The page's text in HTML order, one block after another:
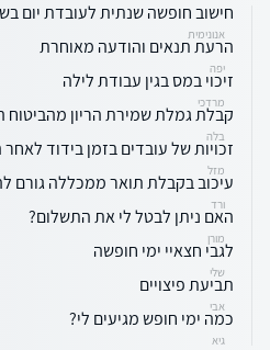
חישוב חופשה שנתית לעובדת יום
אנונימית
הרעת תנאים והודעה מאוחרת
יפה
זיכוי במס בגין עבודת לילה
מרדכי
קבלת גמלת שמירת הריון מהביטוח
בלה
זכויות של עובדים בזמן בידוד
מזל
עיכוב בקבלת תואר ממכללה גורם
ורד
האם ניתן לבטל לי את התשלום?
מורן
לגבי חצאיי ימי חופשה
שלי
תביעת פיצויים
אבי
כמה ימי חופש מגיעים לי?
גיא